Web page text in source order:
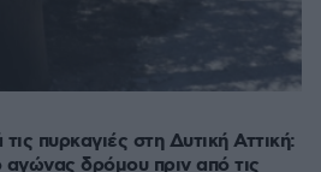
πυρκαγιές στη Δυτική Αττική:
δρόμου πριν από τις